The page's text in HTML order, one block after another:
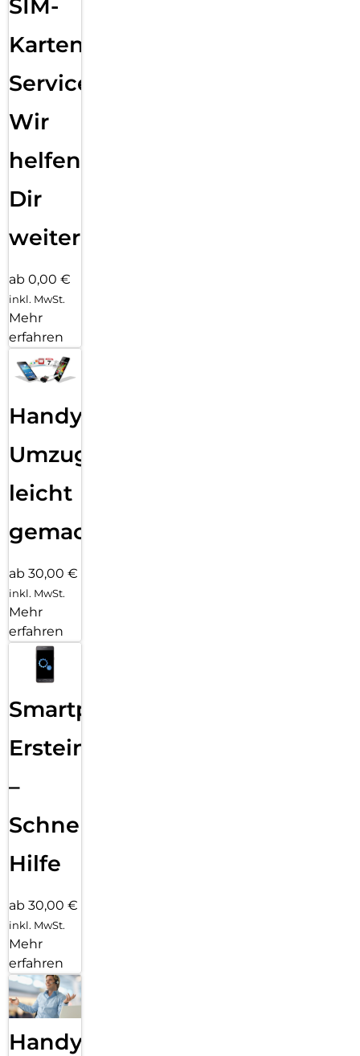
SIM-
Karten
Service:
Wir
helfen
Dir
weiter
ab 0,00 €
inkl. MwSt.
Mehr
erfahren
Handy
Umzug
leicht
gemacht!
ab 30,00 €
inkl. MwSt.
Mehr
erfahren
Smartphone
Ersteinrichtung
–
Schnelle
Hilfe
ab 30,00 €
inkl. MwSt.
Mehr
erfahren
Handy